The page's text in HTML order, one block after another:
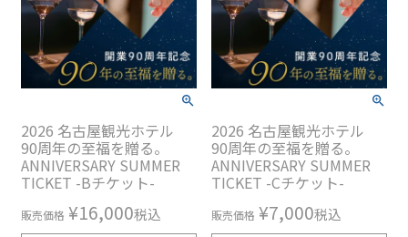
2026 名古屋観光ホテル
90周年の至福を贈る。
ANNIVERSARY SUMMER
TICKET -Bチケット-
販売価格 ¥16,000税込
2026 名古屋観光ホテル
90周年の至福を贈る。
ANNIVERSARY SUMMER
TICKET -Cチケット-
販売価格 ¥7,000税込